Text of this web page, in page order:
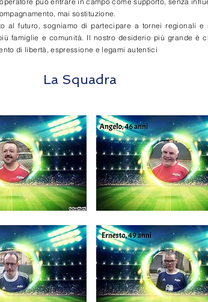
mai sostituzione.
al futuro, sogniamo di partecipare a tornei regionali
famiglie e comunità. Il nostro desiderio più grande
di libertà, espressione e legami autentici
La Squadra